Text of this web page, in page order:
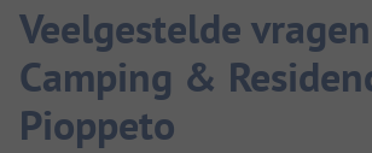
Veelgestelde
Camping &
Pioppeto